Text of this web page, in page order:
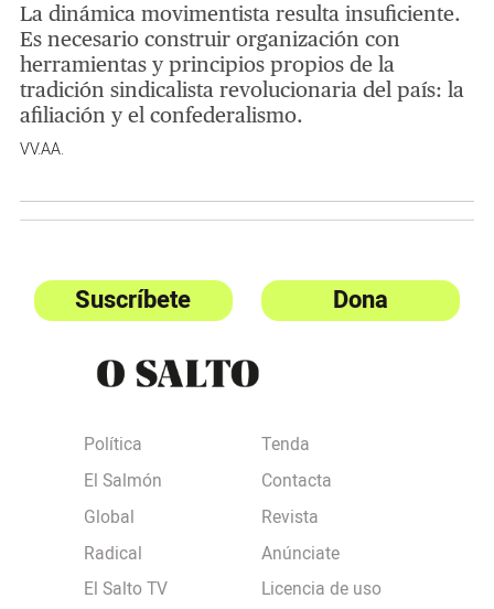
La dinámica movimentista resulta insuficiente.
Es necesario construir organización con
herramientas y principios propios de la
tradición sindicalista revolucionaria del país: la
afiliación y el confederalismo.
VV.AA.
Suscríbete Dona
Política
El Salmón
Global
Radical
El Salto TV
Tenda
Contacta
Revista
Anúnciate
Licencia de uso